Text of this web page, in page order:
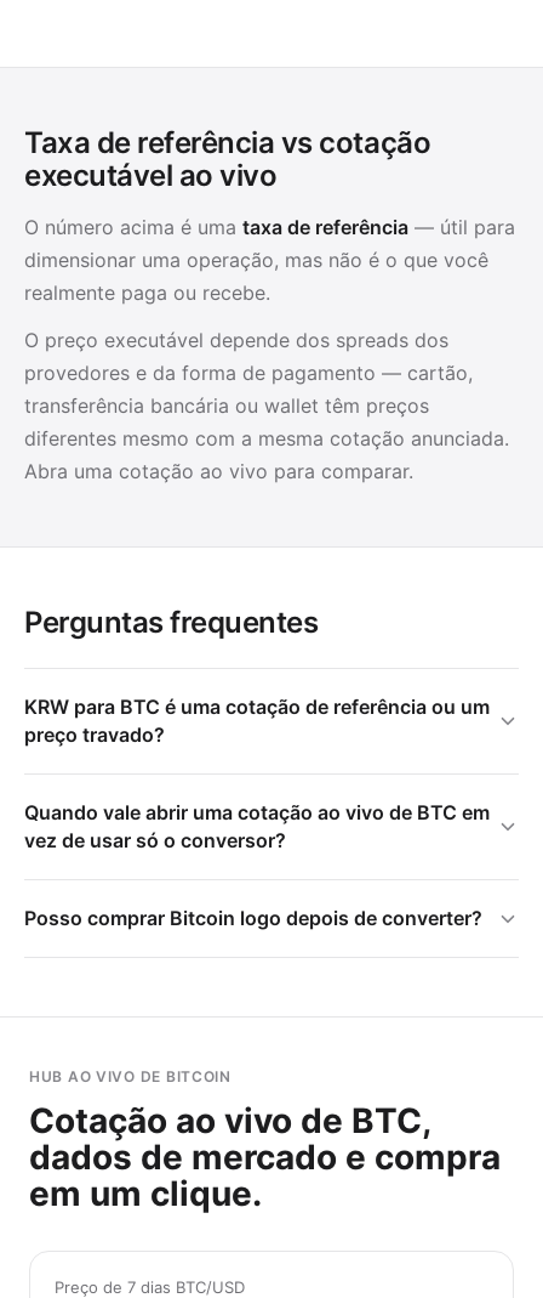
Taxa de referência vs cotação
executável ao vivo
O número acima é uma taxa de referência — útil para
dimensionar uma operação, mas não é o que você
realmente paga ou recebe.
O preço executável depende dos spreads dos
provedores e da forma de pagamento — cartão,
transferência bancária ou wallet têm preços
diferentes mesmo com a mesma cotação anunciada.
Abra uma cotação ao vivo para comparar.
Perguntas frequentes
KRW para BTC é uma cotação de referência ou um
preço travado?
Quando vale abrir uma cotação ao vivo de BTC em
vez de usar só o conversor?
Posso comprar Bitcoin logo depois de converter?
HUB AO VIVO DE BITCOIN
Cotação ao vivo de BTC,
dados de mercado e compra
em um clique.
Preço de 7 dias BTC/USD